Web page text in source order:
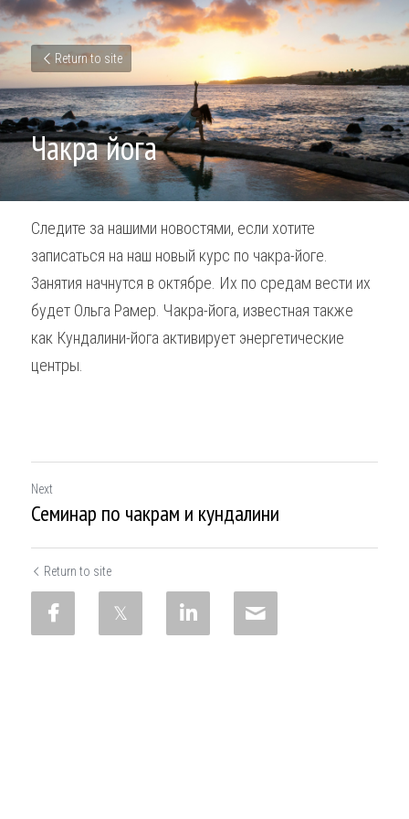
Return to site
Чакра йога
Следите за нашими новостями, если хотите
записаться на наш новый курс по чакра-йоге.
Занятия начнутся в октябре. Их по средам вести их
будет Ольга Рамер. Чакра-йога, известная также
как Кундалини-йога активирует энергетические
центры.
Next
Семинар по чакрам и кундалини
Return to site